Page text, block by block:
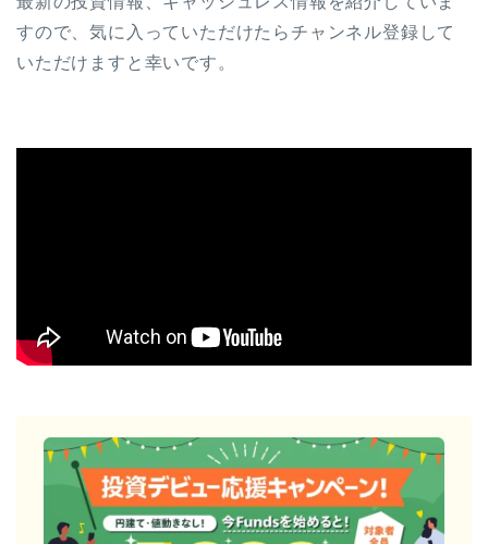
すので、気に入っていただけたらチャンネル登録して
いただけますと幸いです。